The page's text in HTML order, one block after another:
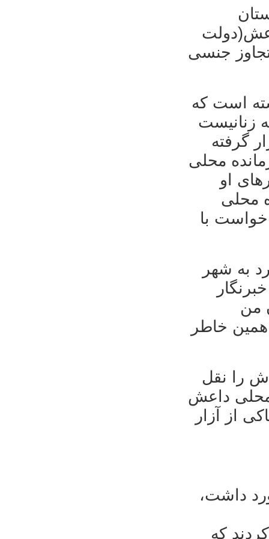
جنسی
است که
زنانیست
گرفته
محلی
او
محلی
با
به شهر
من
خاطر
خواهر ۱۴ ساله‌اش را نقل
محلی داعش
از آزار
داشت،
که